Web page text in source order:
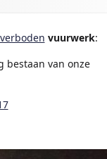
verboden vuurwerk:
van onze